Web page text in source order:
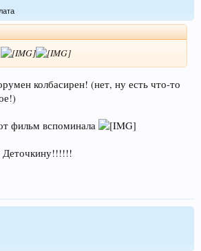
колбасирен! (нет, ну есть что-то
фильм вспоминала